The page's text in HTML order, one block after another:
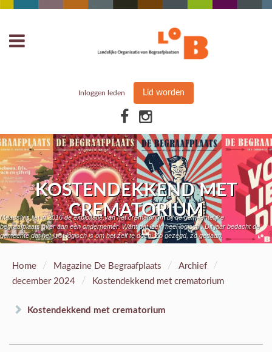
Inloggen leden Lid worden
KOSTENDEKKEND MET
CREMATORIUM
Maassluis liet in 2016 de exploitatie van het crematorium bij de gemeentelijke
begraafplaats over aan een ondernemer. Want dat leek ‘heel logisch’. Dit jaar bedacht de
gemeente dat het juist logisch is om het zelf te doen. Zo gezegd, zo gedaan.
Home / Magazine De Begraafplaats / Archief /
december 2024 / Kostendekkend met crematorium
Kostendekkend met crematorium